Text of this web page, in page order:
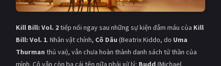
Âu - Mỹ Trung Quốc - Hồng Kông
Kill Bill: Vol. 2tiếp nối ngay sau những sự kiện đẫm máu của Kill
Bill: Vol. 1. Nhân vật chính, Cô Dâu (Beatrix Kiddo, do Uma
Thurman thủ vai), vẫn chưa hoàn thành danh sách tử thần của
mình. Cô vẫn còn ba cái tên nữa phải xử lý: Budd (Michael